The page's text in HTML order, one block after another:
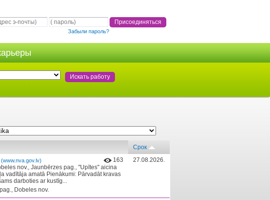
Забыли пароль?
Срок
(www.nva.gov.lv)
163
nov., Jaunbērzes pag., "Upītes" aicina
vadītāja amatā Pienākumi: Pārvadāt kravas
darboties ar kustīg...
Dobeles nov.
27.08.2026.